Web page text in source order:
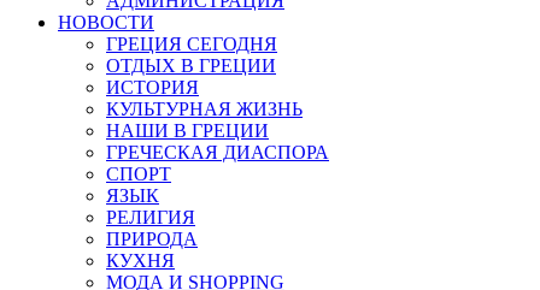
НОВОСТИ
ГРЕЦИЯ СЕГОДНЯ
ОТДЫХ В ГРЕЦИИ
ИСТОРИЯ
КУЛЬТУРНАЯ ЖИЗНЬ
НАШИ В ГРЕЦИИ
ГРЕЧЕСКАЯ ДИАСПОРА
СПОРТ
ЯЗЫК
РЕЛИГИЯ
ПРИРОДА
КУХНЯ
МОДА И SHOPPING